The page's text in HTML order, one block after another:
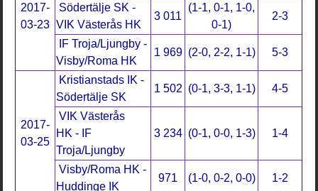
2017-
03-23
Södertälje SK -
VIK Västerås HK
3 011
(1-1, 0-1, 1-0,
0-1)
2-3
IF Troja/Ljungby -
Visby/Roma HK
1 969 (2-0, 2-2, 1-1) 5-3
2017-
03-25
Kristianstads IK -
Södertälje SK
1 502 (0-1, 3-3, 1-1) 4-5
VIK Västerås
HK - IF
Troja/Ljungby
3 234 (0-1, 0-0, 1-3) 1-4
Visby/Roma HK -
Huddinge IK
971 (1-0, 0-2, 0-0) 1-2